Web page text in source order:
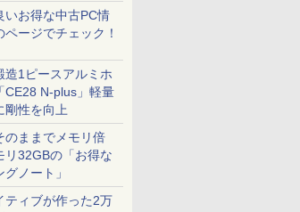
いお得な中古PC情
ページでチェック！
造1ピースアルミホ
CE28 N-plus」軽量
剛性を向上
のままでメモリ倍
リ32GBの「お得な
ノート」
ティブが作った2万